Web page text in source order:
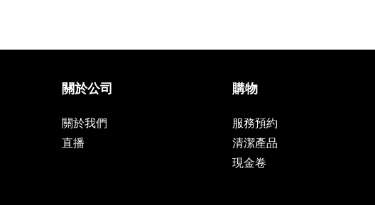
關於公司
關於我們
直播
購物
服務預約
清潔產品
現金卷